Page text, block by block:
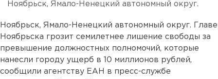
Ноябрьск, Ямало-Ненецкий автономный округ.
Ноябрьск, Ямало-Ненецкий автономный округ. Главе
Ноябрьска грозит семилетнее лишение свободы за
превышение должностных полномочий, которые
нанесли городу ущерб в 10 миллионов рублей,
сообщили агентству ЕАН в пресс-службе